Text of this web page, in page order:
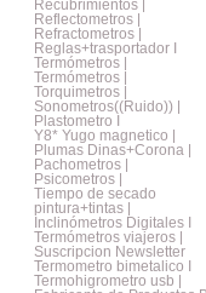
Recubrimientos |
Reflectometros |
Refractometros |
Reglas+trasportador I
Termómetros |
Termómetros |
Torquimetros |
Sonometros((Ruido)) |
Plastometro I
Y8* Yugo magnetico |
Plumas Dinas+Corona |
Pachometros |
Psicometros |
Tiempo de secado
pintura+tintas |
Inclinómetros Digitales I
Termómetros viajeros |
Suscripcion Newsletter
Termometro bimetalico I
Termohigrometro usb |